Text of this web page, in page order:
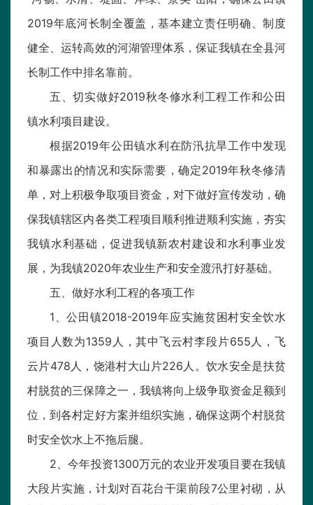
2019年底河长制全覆盖，基本建立责任明确、制度
健全、运转高效的河湖管理体系，保证我镇在全县河
长制工作中排名靠前。
五、切实做好2019秋冬修水利工程工作和公田
镇水利项目建设。
根据2019年公田镇水利在防汛抗旱工作中发现
和暴露出的情况和实际需要，确定2019年秋冬修清
单，对上积极争取项目资金，对下做好宣传发动，确
保我镇辖区内各类工程项目顺利推进顺利实施，夯实
我镇水利基础，促进我镇新农村建设和水利事业发
展，为我镇2020年农业生产和安全渡汛打好基础。
五、做好水利工程的各项工作
1、公田镇2018-2019年应实施贫困村安全饮水
项目人数为1359人，其中飞云村李段片655人，飞
云片478人，饶港村大山片226人。饮水安全是扶贫
村脱贫的三保障之一，我镇将向上级争取资金足额到
位，到各村定好方案并组织实施，确保这两个村脱贫
时安全饮水上不拖后腿。
2、今年投资1300万元的农业开发项目要在我镇
大段片实施，计划对百花台干渠前段7公里衬砌，从